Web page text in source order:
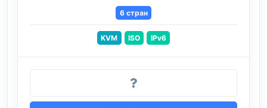
6 стран
KVM ISO IPv6